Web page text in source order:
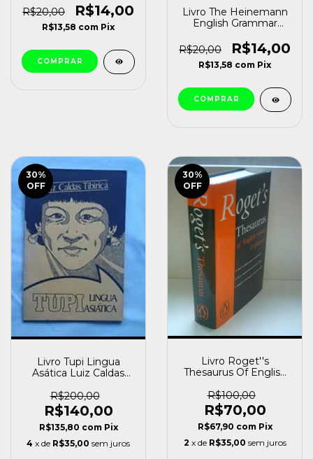
J. B. Heaton (1970)
[usado]
R$20,00 R$14,00
R$13,58 com Pix
Livro The Heinemann
English Grammar
(1992) [usado]
R$20,00 R$14,00
R$13,58 com Pix
30%
OFF
Livro Tupi Lingua
Asática Luiz Caldas
R$200,00
R$140,00
R$135,80 com Pix
4 x de R$35,00 sem juros
30%
OFF
Livro Roget''s
Thesaurus Of English
Betty Kirkpatrick Ma
(1998) [usado]
R$100,00
R$70,00
R$67,90 com Pix
2 x de R$35,00 sem juros